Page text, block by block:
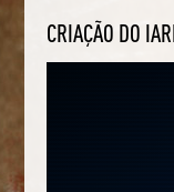
CRIAÇÃO DO